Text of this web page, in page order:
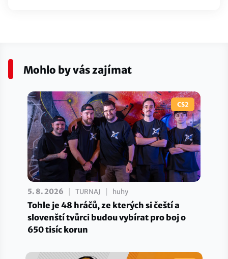
Mohlo by vás zajímat
CS2
5. 8. 2026 TURNAJ huhy
Tohle je 48 hráčů, ze kterých si čeští a
slovenští tvůrci budou vybírat pro boj o
650 tisíc korun